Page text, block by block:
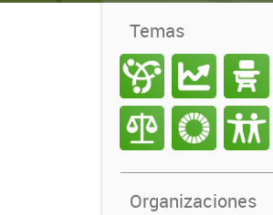
Temas
Organizaciones